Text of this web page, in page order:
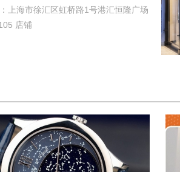
上海市徐汇区虹桥路1号港汇恒隆广场
店铺